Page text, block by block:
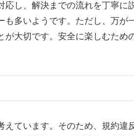
し、解決までの流れを丁寧に
多いようです。ただし、万が
が大切です。安全に楽しむため
ています。そのため、規約違